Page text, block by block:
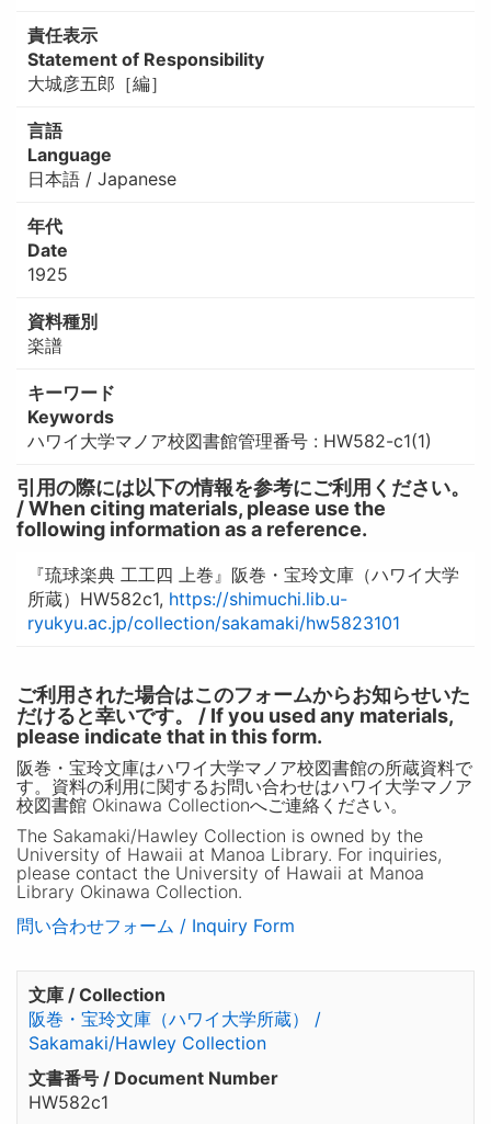
責任表示
Statement of Responsibility
大城彦五郎［編］
言語
Language
日本語 / Japanese
年代
Date
1925
資料種別
楽譜
キーワード
Keywords
ハワイ大学マノア校図書館管理番号 : HW582-c1(1)
引用の際には以下の情報を参考にご利用ください。
/ When citing materials, please use the
following information as a reference.
『琉球楽典 工工四 上巻』阪巻・宝玲文庫（ハワイ大学
所蔵）HW582c1, https://shimuchi.lib.u-
ryukyu.ac.jp/collection/sakamaki/hw5823101
ご利用された場合はこのフォームからお知らせいた
だけると幸いです。 / If you used any materials,
please indicate that in this form.
阪巻・宝玲文庫はハワイ大学マノア校図書館の所蔵資料で
す。資料の利用に関するお問い合わせはハワイ大学マノア
校図書館 Okinawa Collectionへご連絡ください。
The Sakamaki/Hawley Collection is owned by the
University of Hawaii at Manoa Library. For inquiries,
please contact the University of Hawaii at Manoa
Library Okinawa Collection.
問い合わせフォーム / Inquiry Form
文庫 / Collection
阪巻・宝玲文庫（ハワイ大学所蔵） /
Sakamaki/Hawley Collection
文書番号 / Document Number
HW582c1